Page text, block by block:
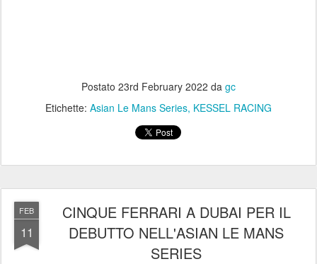
Postato 23rd February 2022 da gc
Etichette: Asian Le Mans Series KESSEL RACING
FEB
11
CINQUE FERRARI A DUBAI PER IL
DEBUTTO NELL'ASIAN LE MANS
SERIES